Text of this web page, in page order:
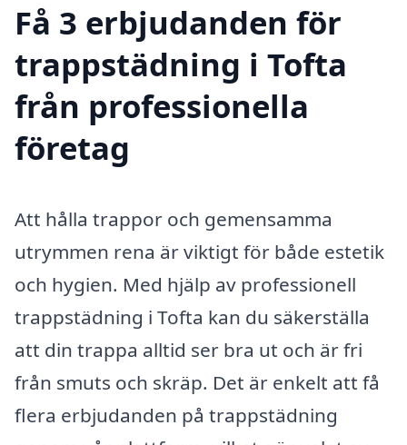
Få 3 erbjudanden för
trappstädning i Tofta
från professionella
företag
Att hålla trappor och gemensamma
utrymmen rena är viktigt för både estetik
och hygien. Med hjälp av professionell
trappstädning i Tofta kan du säkerställa
att din trappa alltid ser bra ut och är fri
från smuts och skräp. Det är enkelt att få
flera erbjudanden på trappstädning